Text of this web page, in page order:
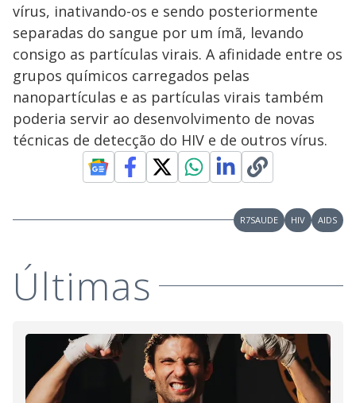
vírus, inativando-os e sendo posteriormente
separadas do sangue por um ímã, levando
consigo as partículas virais. A afinidade entre os
grupos químicos carregados pelas
nanopartículas e as partículas virais também
poderia servir ao desenvolvimento de novas
técnicas de detecção do HIV e de outros vírus.
R7SAUDE HIV AIDS
Últimas